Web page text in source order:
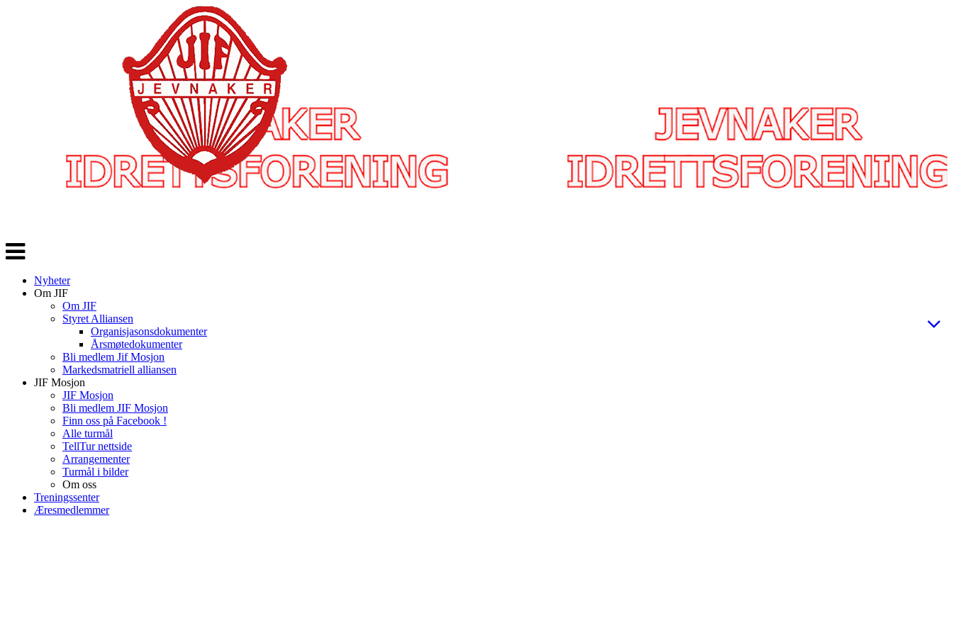
Veksle
navigasjon
Nyheter
Om JIF
Om JIF
Styret Alliansen
Organisjasonsdokumenter
Årsmøtedokumenter
Bli medlem Jif Mosjon
Markedsmatriell alliansen
JIF Mosjon
JIF Mosjon
Bli medlem JIF Mosjon
Finn oss på Facebook !
Alle turmål
TellTur nettside
Arrangementer
Turmål i bilder
Om oss
Treningssenter
Æresmedlemmer